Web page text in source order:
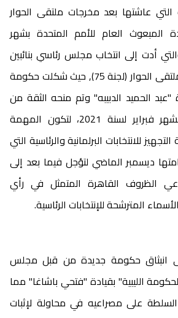
التي عاشتها بعد مخرجات ملتقى الحوار
المبعوث العام للأمم المتحدة بشهر
لسنة 2020، والتي أدت إلى انتخاب مجلس رئاسي بنائبين
ورئيس وزراء من قبل ملتقى الحوار (لجنة 75)٫ حيث شكلت حكومة
"عبد الحميد الدبيبه" وتم منحه الثقة من
قبل مجلس النواب بشهر فبراير لسنة 2021، لتكون المهمة
للانتخابات البرلمانية والرئاسية التي
ديسمبر الماضي لتؤجل فيما بعد إلى
الظروف القاهرة المتمثل في رأي
المترشحة للإنتخابات الرئاسية.
انبثاق حكومة جديدة من قبل مجلس
الليبية" بقيادة "فتحي باشاغا" مما
على مصراعيه في محاولة لإثبات